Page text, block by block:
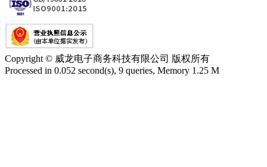
Copyright © 威龙电子商务科技有限公司 版权所有
Processed in 0.052 second(s), 9 queries, Memory 1.25 M